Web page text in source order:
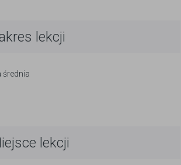
lekcji
średnia
lekcji